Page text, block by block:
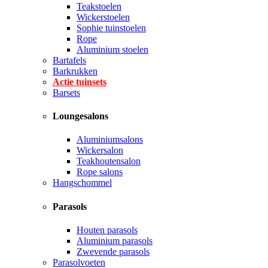
Teakstoelen
Wickerstoelen
Sophie tuinstoelen
Rope
Aluminium stoelen
Bartafels
Barkrukken
Actie tuinsets
Barsets
Loungesalons
Aluminiumsalons
Wickersalon
Teakhoutensalon
Rope salons
Hangschommel
Parasols
Houten parasols
Aluminium parasols
Zwevende parasols
Parasolvoeten